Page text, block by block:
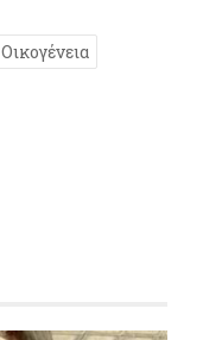
Οικογένεια